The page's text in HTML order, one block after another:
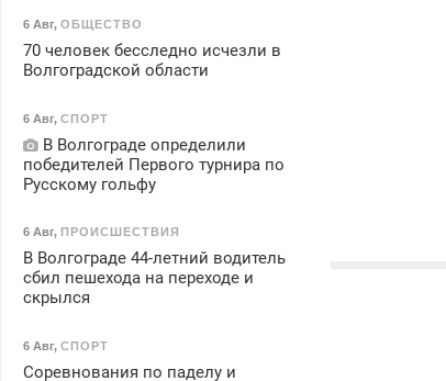
6 Авг, ОБЩЕСТВО
70 человек бесследно исчезли в
Волгоградской области
6 Авг, СПОРТ
В Волгограде определили
победителей Первого турнира по
Русскому гольфу
6 Авг, ПРОИСШЕСТВИЯ
В Волгограде 44-летний водитель
сбил пешехода на переходе и
скрылся
6 Авг, СПОРТ
Соревнования по паделу и